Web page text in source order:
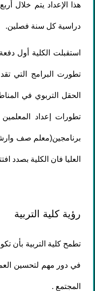
هذا الإعداد يتم خلال
دراسية كل سنة فصلين.
استقبلت الكلية أول
تطورت البرامج التي
الحقل التربوي في
تطورات إعداد المعلمين
برنامجين(معلم صف
العليا فان الكلية بصدد
رؤية كلية التربية
تطمح كلية التربية بأن
في دور مهم لتحسين
المجتمع .